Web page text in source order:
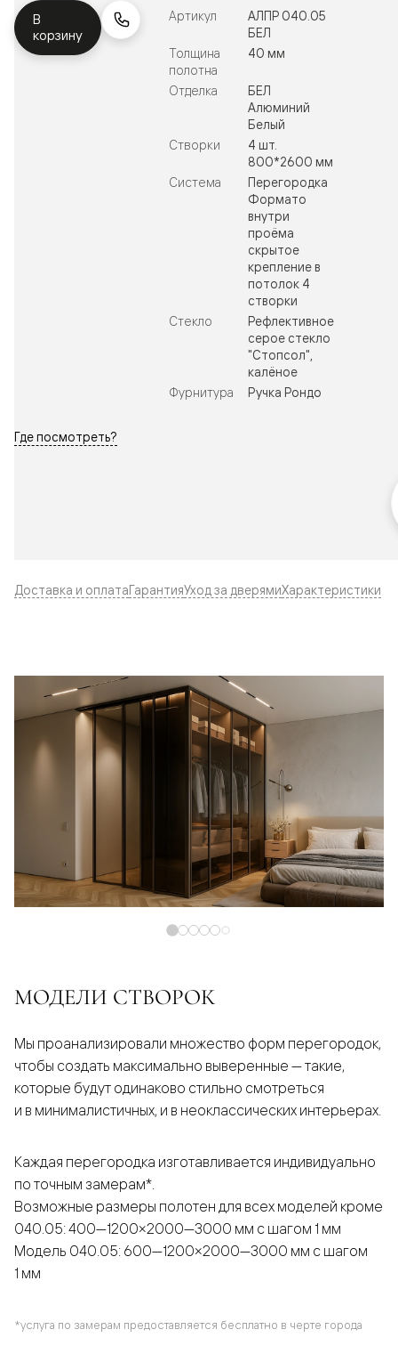
В
корзину
Артикул
АЛПР 040.05
БЕЛ
Толщина
полотна
40 мм
Отделка
БЕЛ
Алюминий
Белый
Створки
4 шт.
800*2600 мм
Система
Перегородка
Формато
внутри
проёма
скрытое
крепление в
потолок 4
створки
Стекло
Рефлективное
серое стекло
"Стопсол",
калёное
Фурнитура
Ручка Рондо
Где посмотреть?
Доставка и оплатаГарантияУход за дверямиХарактеристики
МОДЕЛИ СТВОРОК
Мы проанализировали множество форм перегородок,
чтобы создать максимально выверенные — такие,
которые будут одинаково стильно смотреться
и в минималистичных, и в неоклассических интерьерах.
Каждая перегородка изготавливается индивидуально
по точным замерам*.
Возможные размеры полотен для всех моделей кроме
040.05: 400—1200×2000—3000 мм с шагом 1 мм
Модель 040.05: 600—1200×2000—3000 мм с шагом
1 мм
*услуга по замерам предоставляется бесплатно в черте города